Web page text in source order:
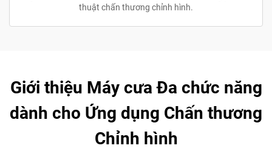
thuật chấn thương chỉnh hình.
Giới thiệu Máy cưa Đa chức năng
dành cho Ứng dụng Chấn thương
Chỉnh hình